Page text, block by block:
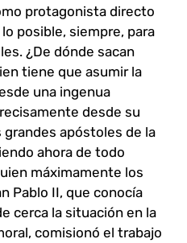
protagonista directo
posible, siempre, para
¿De dónde sacan
tiene que asumir la
una ingenua
desde su
grandes apóstoles de la
ahora de todo
máximamente los
Pablo II, que conocía
cerca la situación en la
comisionó el trabajo